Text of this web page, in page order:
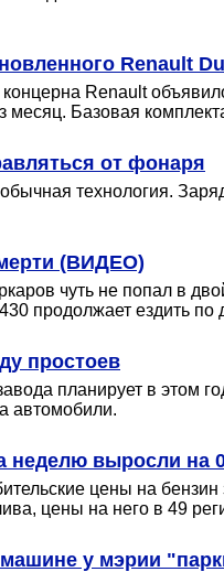
Renault
Renault
Базовая
от фонаря
технология.
(ВИДЕО)
чуть не попал в
продолжает ездить
простоев
планирует в этом
автомобили.
неделю выросли на
цены на
цены на него в 49
у мэрии